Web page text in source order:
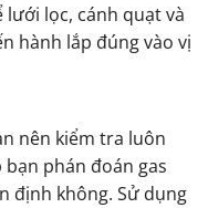
lưới lọc, cánh quạt và
hành lắp đúng vào vị
nên kiểm tra luôn
phán đoán gas
định không. Sử dụng